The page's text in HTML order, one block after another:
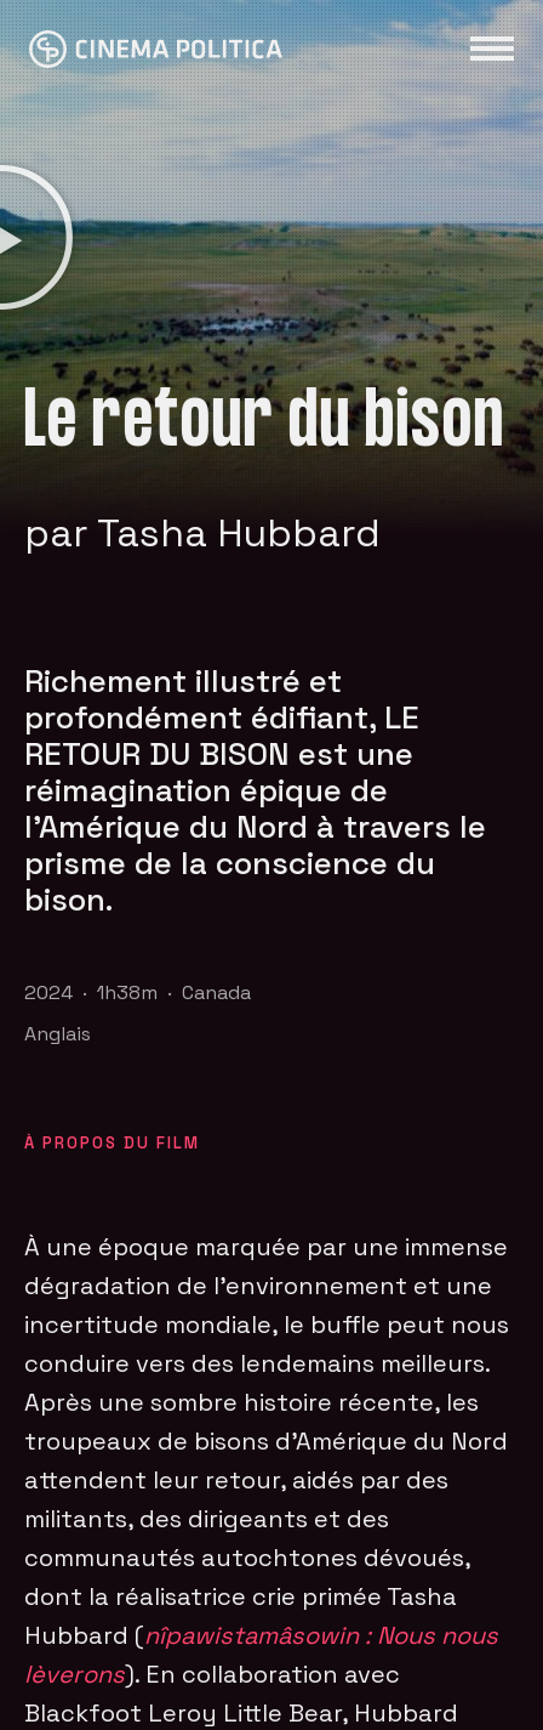
Le retour du bison
par Tasha Hubbard
Richement illustré et
profondément édifiant, LE
RETOUR DU BISON est une
réimagination épique de
l'Amérique du Nord à travers le
prisme de la conscience du
bison.
2024 · 1h38m · Canada
Anglais
À PROPOS DU FILM
À une époque marquée par une immense
dégradation de l’environnement et une
incertitude mondiale, le buffle peut nous
conduire vers des lendemains meilleurs.
Après une sombre histoire récente, les
troupeaux de bisons d’Amérique du Nord
attendent leur retour, aidés par des
militants, des dirigeants et des
communautés autochtones dévoués,
dont la réalisatrice crie primée Tasha
Hubbard (nîpawistamâsowin : Nous nous
lèverons). En collaboration avec
Blackfoot Leroy Little Bear, Hubbard